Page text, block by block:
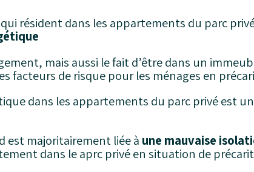
résident dans les appartements du parc
mais aussi le fait d’être dans un
facteurs de risque pour les ménages en
dans les appartements du parc privé est un
est majoritairement liée à une mauvaise
dans le aprc privé en situation de